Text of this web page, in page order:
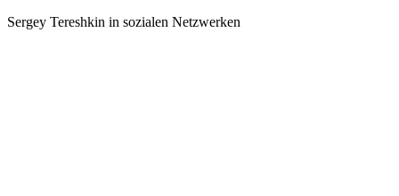
Sergey Tereshkin in sozialen Netzwerken